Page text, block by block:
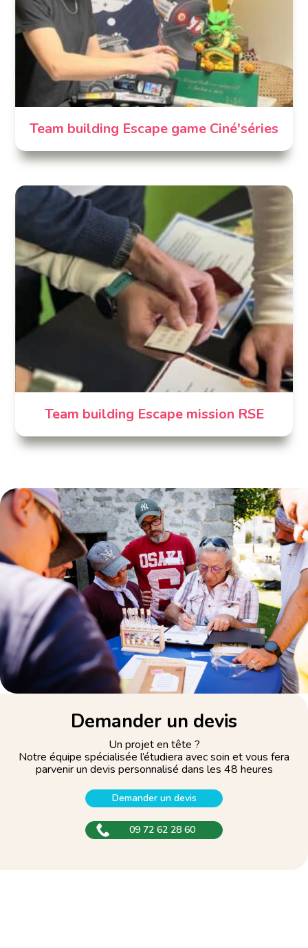
Team building Escape game Ciné'séries
Team building Escape mission RSE
Demander un devis
Un projet en tête ?
Notre équipe spécialisée l’étudiera avec soin et vous fera
parvenir un devis personnalisé dans les 48 heures
Demander un devis
09 72 62 28 60